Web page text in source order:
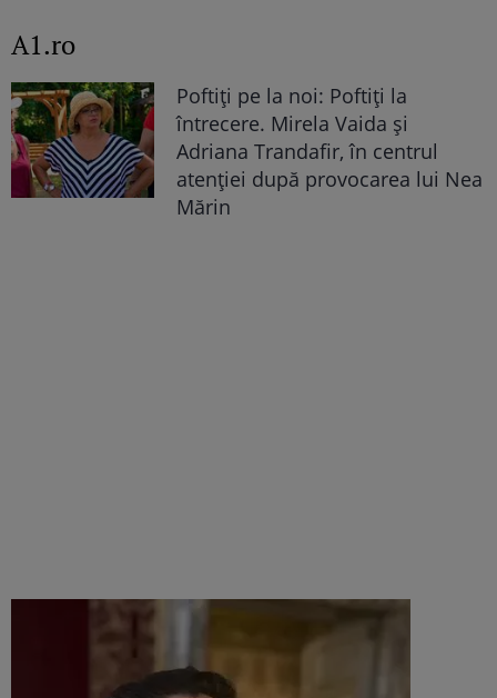
A1.ro
Poftiți pe la noi: Poftiți la
întrecere. Mirela Vaida și
Adriana Trandafir, în centrul
atenției după provocarea lui Nea
Mărin